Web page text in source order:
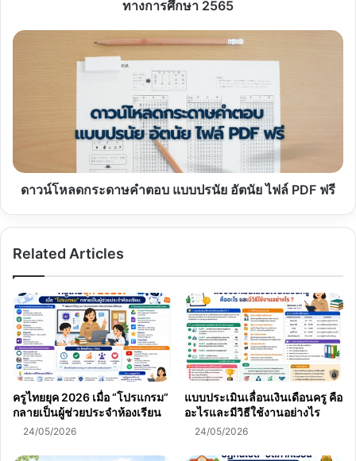
ศึกษา
ทางการศึกษา 2565
ดาวน์โหลด
ไฟล์
PDF
ดาวน์โหลดกระดาษคําตอบ แบบปรนัย อัตนัย ไฟล์ PDF ฟรี
Related Articles
ครูไทยยุค 2026 เมื่อ “โปรแกรม”
กลายเป็นผู้ช่วยประจำห้องเรียน
24/05/2026
แบบประเมินเลื่อนเงินเดือนครู คือ
อะไรและมีวิธีใช้งานอย่างไร
24/05/2026